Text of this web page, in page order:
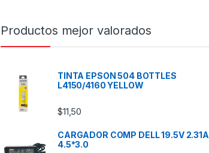
Productos mejor valorados
TINTA EPSON 504 BOTTLES
L4150/4160 YELLOW
$11,50
CARGADOR COMP DELL 19.5V 2.31A
4.5*3.0